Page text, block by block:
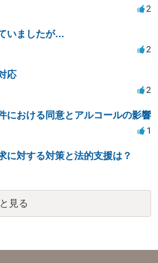
2
いましたが…
2
応
2
における同意とアルコールの影響
1
に対する対策と法的支援は？
見る